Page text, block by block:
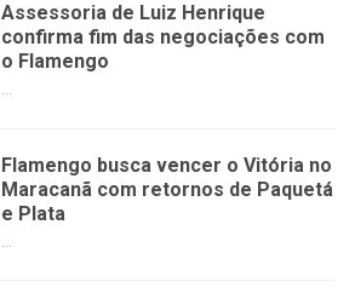
Assessoria de Luiz Henrique
confirma fim das negociações com
o Flamengo
...
Flamengo busca vencer o Vitória no
Maracanã com retornos de Paquetá
e Plata